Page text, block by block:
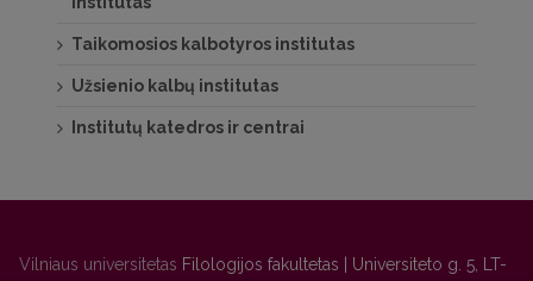
Taikomosios kalbotyros institutas
Užsienio kalbų institutas
Institutų katedros ir centrai
Vilniaus universitetas Filologijos fakultetas | Universiteto g. 5, LT-